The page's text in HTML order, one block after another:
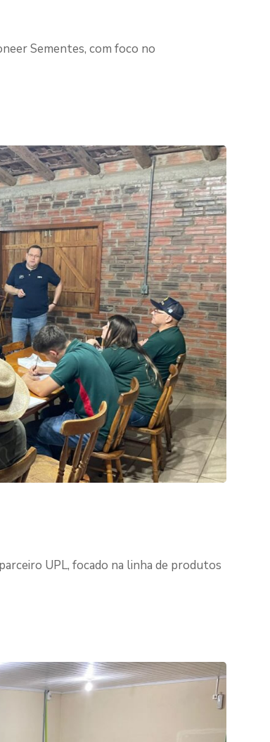
Sementes, com foco no
UPL, focado na linha de produtos